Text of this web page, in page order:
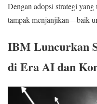
Dengan adopsi strategi
tampak menjanjikan—baik
IBM Luncurkan
di Era AI dan